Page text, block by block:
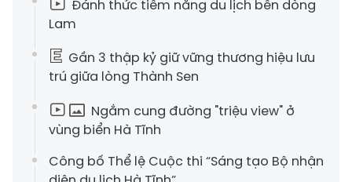
Đánh thức tiềm năng du lịch bên dòng
Lam
Gần 3 thập kỷ giữ vững thương hiệu lưu
trú giữa lòng Thành Sen
Ngắm cung đường "triệu view" ở
vùng biển Hà Tĩnh
Công bố Thể lệ Cuộc thi “Sáng tạo Bộ nhận